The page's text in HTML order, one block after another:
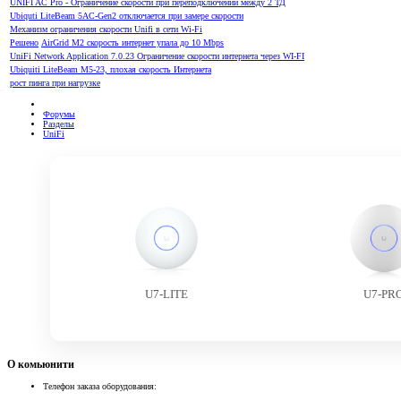
UNIFI AC Pro - Ограничение скорости при переподключении между 2 ТД
Ubiquti LiteBeam 5AC-Gen2 отключается при замере скорости
Механизм ограничения скорости Unifi в сети Wi-Fi
Решено AirGrid M2 скорость интернет упала до 10 Mbps
UniFi Network Application 7.0.23 Ограничение скорости интернета через WI-FI
Ubiquiti LiteBeam M5-23, плохая скорость Интернета
рост пинга при нагрузке
Форумы
Разделы
UniFi
U7-LITE U7-
О комьюнити
Телефон заказа оборудования: